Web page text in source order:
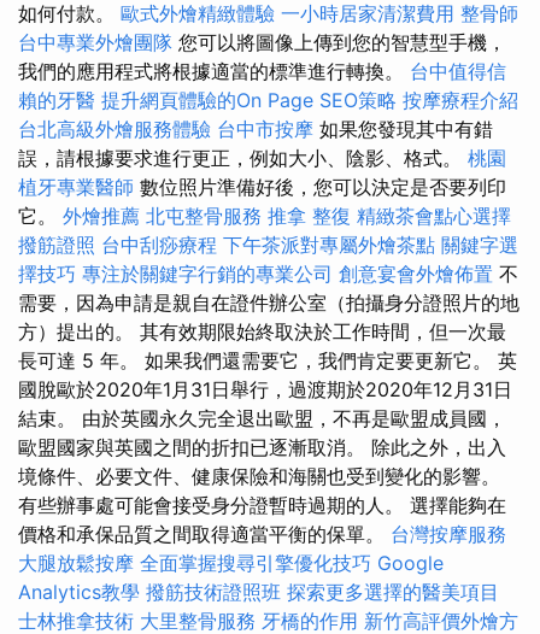
如何付款。 歐式外燴精緻體驗 一小時居家清潔費用 整骨師
台中專業外燴團隊 您可以將圖像上傳到您的智慧型手機，
我們的應用程式將根據適當的標準進行轉換。 台中值得信
賴的牙醫 提升網頁體驗的On Page SEO策略 按摩療程介紹
台北高級外燴服務體驗 台中市按摩 如果您發現其中有錯
誤，請根據要求進行更正，例如大小、陰影、格式。 桃園
植牙專業醫師 數位照片準備好後，您可以決定是否要列印
它。 外燴推薦 北屯整骨服務 推拿 整復 精緻茶會點心選擇
撥筋證照 台中刮痧療程 下午茶派對專屬外燴茶點 關鍵字選
擇技巧 專注於關鍵字行銷的專業公司 創意宴會外燴佈置 不
需要，因為申請是親自在證件辦公室（拍攝身分證照片的地
方）提出的。 其有效期限始終取決於工作時間，但一次最
長可達 5 年。 如果我們還需要它，我們肯定要更新它。 英
國脫歐於2020年1月31日舉行，過渡期於2020年12月31日
結束。 由於英國永久完全退出歐盟，不再是歐盟成員國，
歐盟國家與英國之間的折扣已逐漸取消。 除此之外，出入
境條件、必要文件、健康保險和海關也受到變化的影響。
有些辦事處可能會接受身分證暫時過期的人。 選擇能夠在
價格和承保品質之間取得適當平衡的保單。 台灣按摩服務
大腿放鬆按摩 全面掌握搜尋引擎優化技巧 Google
Analytics教學 撥筋技術證照班 探索更多選擇的醫美項目
士林推拿技術 大里整骨服務 牙橋的作用 新竹高評價外燴方